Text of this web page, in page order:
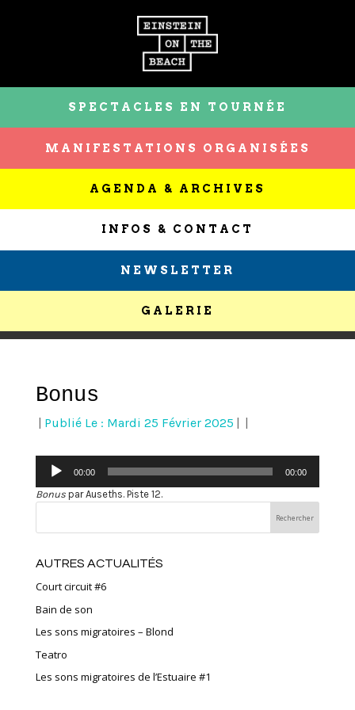
SPECTACLES EN TOURNÉE
MANIFESTATIONS ORGANISÉES
AGENDA & ARCHIVES
INFOS & CONTACT
NEWSLETTER
GALERIE
Bonus
Publié Le : Mardi 25 Février 2025
Lecteur
audio
00:00 00:00
Bonuspar Auseths. Piste 12.
AUTRES ACTUALITÉS
Court circuit #6
Bain de son
Les sons migratoires – Blond
Teatro
Les sons migratoires de l’Estuaire #1